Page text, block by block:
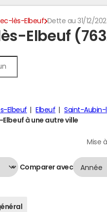
lès-Elbeuf Dette au 31/12/
Elbeuf
Elbeuf Elbeuf
Saint-Aubin-
à une autre ville
Mise
Comparer avec